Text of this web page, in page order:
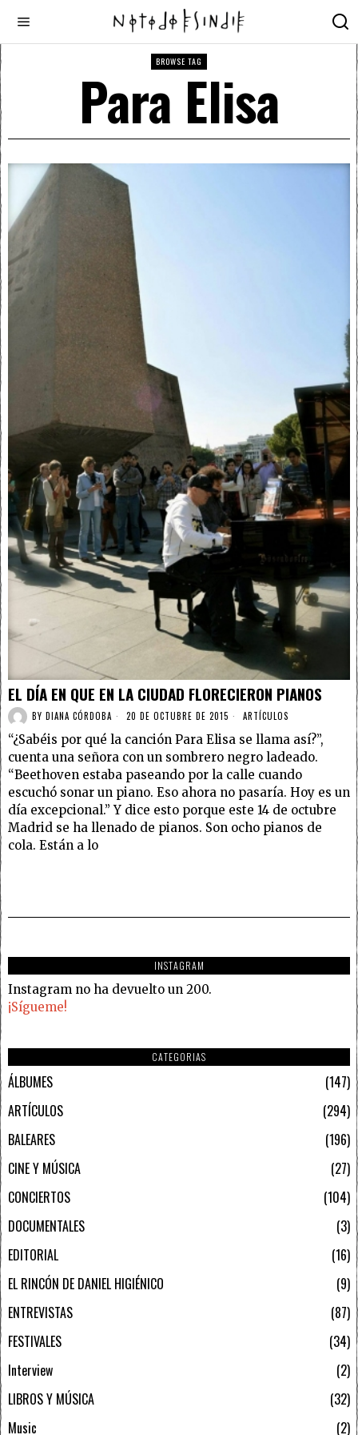
BROWSE TAG
Para Elisa
EL DÍA EN QUE EN LA CIUDAD FLORECIERON PIANOS
BY DIANA CÓRDOBA 20 DE OCTUBRE DE 2015 ARTÍCULOS
“¿Sabéis por qué la canción Para Elisa se llama así?”,
cuenta una señora con un sombrero negro ladeado.
“Beethoven estaba paseando por la calle cuando
escuchó sonar un piano. Eso ahora no pasaría. Hoy es un
día excepcional.” Y dice esto porque este 14 de octubre
Madrid se ha llenado de pianos. Son ocho pianos de
cola. Están a lo
INSTAGRAM
Instagram no ha devuelto un 200.
¡Sígueme!
CATEGORIAS
ÁLBUMES
147
ARTÍCULOS
294
BALEARES
196
CINE Y MÚSICA
27
CONCIERTOS
104
DOCUMENTALES
3
EDITORIAL
16
EL RINCÓN DE DANIEL HIGIÉNICO
9
ENTREVISTAS
87
FESTIVALES
34
Interview
2
LIBROS Y MÚSICA
32
Music
2